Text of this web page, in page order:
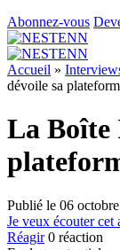
Abonnez-vous
Accueil »
dévoile sa
La Boîte
Publié le 06
Je veux écouter cet
Réagir 0 réaction